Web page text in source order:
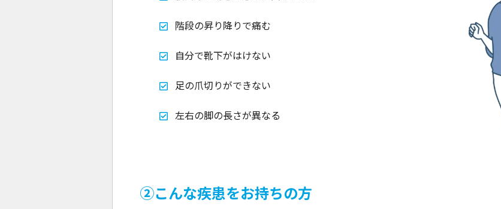
階段の昇り降りで痛む
自分で靴下がはけない
足の爪切りができない
左右の脚の長さが異なる
②こんな疾患をお持ちの方